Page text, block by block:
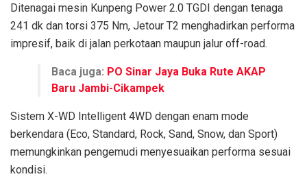
Ditenagai mesin Kunpeng Power 2.0 TGDI dengan tenaga
241 dk dan torsi 375 Nm, Jetour T2 menghadirkan performa
impresif, baik di jalan perkotaan maupun jalur off-road.
Baca juga: PO Sinar Jaya Buka Rute AKAP
Baru Jambi-Cikampek
Sistem X-WD Intelligent 4WD dengan enam mode
berkendara (Eco, Standard, Rock, Sand, Snow, dan Sport)
memungkinkan pengemudi menyesuaikan performa sesuai
kondisi.